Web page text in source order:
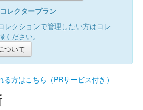
レクタープラン
レクションで管理したい方はコレ
ださい。
ついて
方はこちら（PRサービス付き）